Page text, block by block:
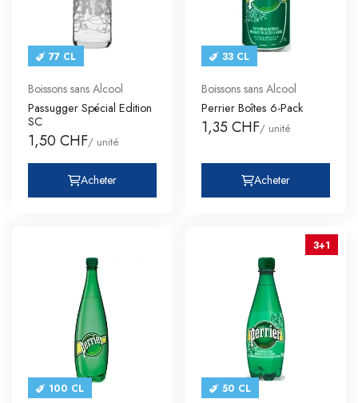
77 CL
Boissons sans Alcool
Passugger Spécial Edition
SC
1,50 CHF/ unité
Acheter
33 CL
Boissons sans Alcool
Perrier Boîtes 6-Pack
1,35 CHF/ unité
Acheter
100 CL 50 CL
3+1